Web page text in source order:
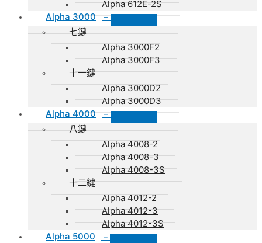
Alpha 612E-2S
Alpha 3000
–
七鍵
Alpha 3000F2
Alpha 3000F3
十一鍵
Alpha 3000D2
Alpha 3000D3
Alpha 4000
–
八鍵
Alpha 4008-2
Alpha 4008-3
Alpha 4008-3S
十二鍵
Alpha 4012-2
Alpha 4012-3
Alpha 4012-3S
Alpha 5000
–